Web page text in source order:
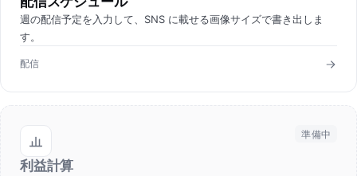
週の配信予定を入力して、SNS に載せる画像サイズで書き出しま
す。
配信
準備中
利益計算